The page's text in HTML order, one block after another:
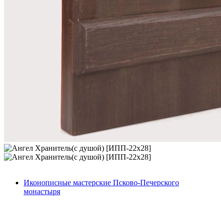
Иконописные мастерские Псково-Печерского
монастыря